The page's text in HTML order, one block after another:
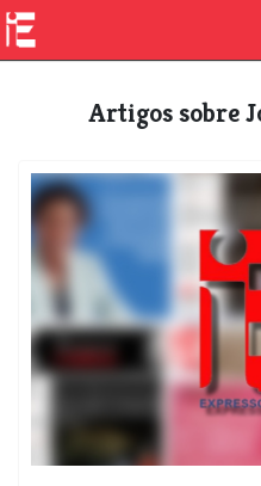
Artigos sobre